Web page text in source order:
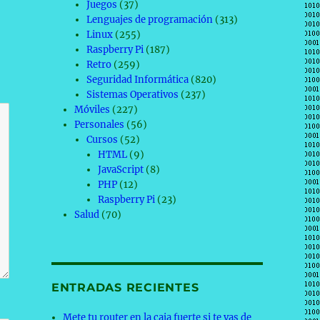
Juegos (37)
Lenguajes de programación(313)
Linux(255)
Raspberry Pi(187)
Retro(259)
Seguridad Informática(820)
Sistemas Operativos (237)
Móviles (227)
Personales (56)
Cursos (52)
HTML(9)
JavaScript(8)
PHP(12)
Raspberry Pi(23)
Salud (70)
ENTRADAS RECIENTES
Mete tu router en la caja fuerte si te vas de